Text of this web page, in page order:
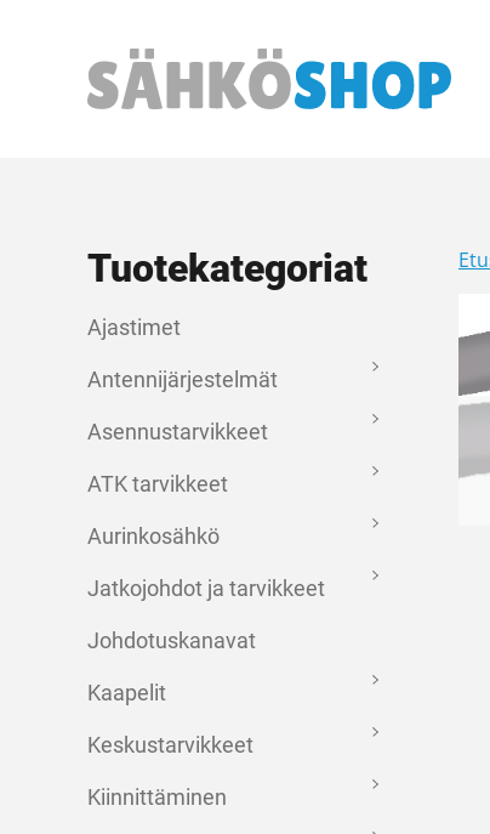
Päävalikko
Tuotekategoriat
Ajastimet
Antennijärjestelmät
Asennustarvikkeet
ATK tarvikkeet
Aurinkosähkö
Jatkojohdot ja tarvikkeet
Johdotuskanavat
Kaapelit
Keskustarvikkeet
Kiinnittäminen